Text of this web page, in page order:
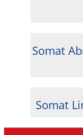
Somat
Somat